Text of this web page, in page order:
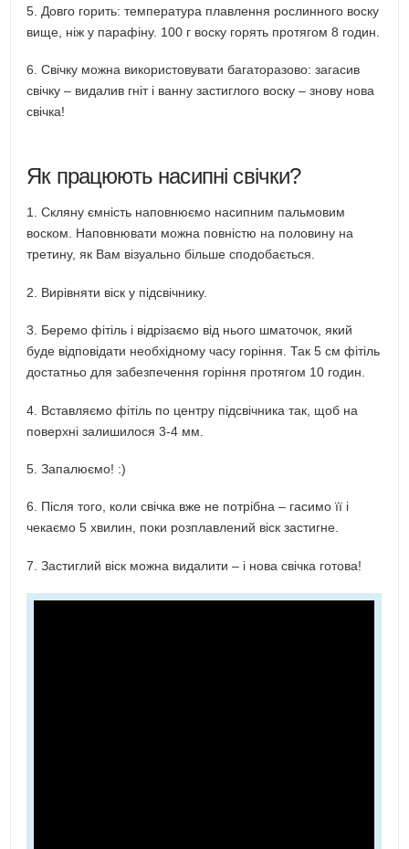
5. Довго горить: температура плавлення рослинного воску
вище, ніж у парафіну. 100 г воску горять протягом 8 годин.
6. Свічку можна використовувати багаторазово: загасив
свічку – видалив гніт і ванну застиглого воску – знову нова
свічка!
Як працюють насипні свічки?
1. Скляну ємність наповнюємо насипним пальмовим
воском. Наповнювати можна повністю на половину на
третину, як Вам візуально більше сподобається.
2. Вирівняти віск у підсвічнику.
3. Беремо фітіль і відрізаємо від нього шматочок, який
буде відповідати необхідному часу горіння. Так 5 см фітіль
достатньо для забезпечення горіння протягом 10 годин.
4. Вставляємо фітіль по центру підсвічника так, щоб на
поверхні залишилося 3-4 мм.
5. Запалюємо! :)
6. Після того, коли свічка вже не потрібна – гасимо її і
чекаємо 5 хвилин, поки розплавлений віск застигне.
7. Застиглий віск можна видалити – і нова свічка готова!